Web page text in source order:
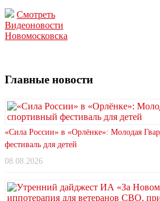
Смотреть
Видеоновости
Новомосковска
Главные новости
«Сила России» в «Орлёнке»: Молодая
фестиваль для детей
08.08.2026